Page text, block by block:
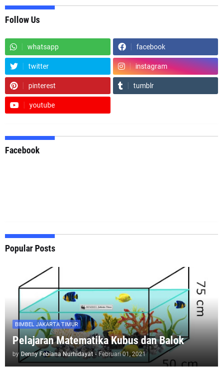
Follow Us
whatsapp facebook
twitter instagram
pinterest tumblr
youtube
Facebook
Popular Posts
BIMBEL JAKARTA TIMUR
Pelajaran Matematika Kubus dan Balok
by Denny Febiana Nurhidayat - Februari 01, 2021